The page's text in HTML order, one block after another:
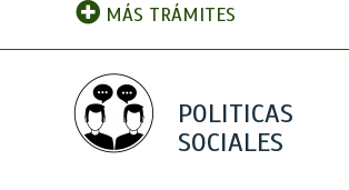
MÁS TRÁMITES
POLITICAS
SOCIALES